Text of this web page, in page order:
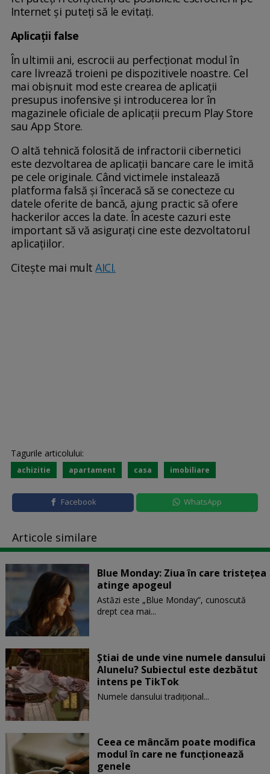
Internet și puteți să le evitați.
Aplicații false
În ultimii ani, escrocii au perfecționat modul în
care livrează troieni pe dispozitivele noastre. Cel
mai obișnuit mod este crearea de aplicații
presupus inofensive și introducerea lor în
magazinele oficiale de aplicații precum Play Store
sau App Store.
O altă tehnică folosită de infractorii cibernetici
este dezvoltarea de aplicații bancare care le imită
pe cele originale. Când victimele instalează
platforma falsă și înceracă să se conecteze cu
datele oferite de bancă, ajung practic să ofere
hackerilor acces la date. În aceste cazuri este
important să vă asigurați cine este dezvoltatorul
aplicațiilor.
Citește mai multAICI.
Tagurile articolului:
achizitie apartament casa imobiliare
Facebook WhatsApp
Articole similare
Blue Monday: Ziua în care tristețea
atinge apogeul
Astăzi este „Blue Monday”, cunoscută
drept cea mai...
Știai de unde vine numele dansului
Alunelu? Subiectul este dezbătut
intens pe TikTok
Numele dansului tradițional...
Ceea ce mâncăm poate modifica
modul în care ne funcţionează
genele